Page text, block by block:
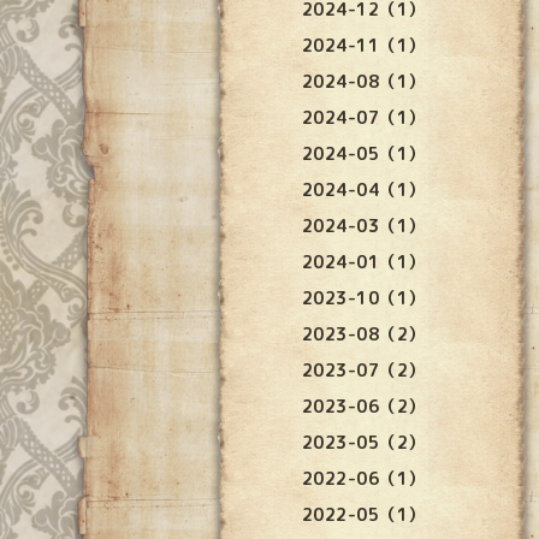
2024-12（1）
2024-11（1）
2024-08（1）
2024-07（1）
2024-05（1）
2024-04（1）
2024-03（1）
2024-01（1）
2023-10（1）
2023-08（2）
2023-07（2）
2023-06（2）
2023-05（2）
2022-06（1）
2022-05（1）